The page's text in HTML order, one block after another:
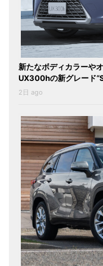
新たなボディカラーや
UX300hの新グレード
2日 ago